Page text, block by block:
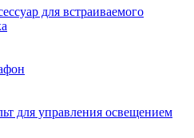
для встраиваемого
для управления освещением